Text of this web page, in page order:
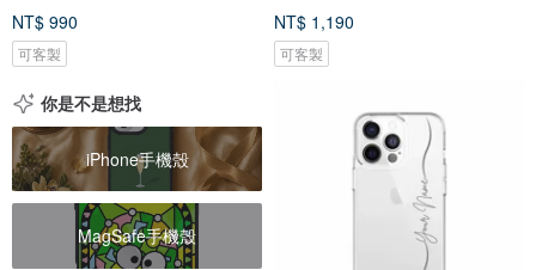
NT$ 990
可客製
NT$ 1,190
可客製
你是不是想找
iPhone手機殼
MagSafe手機殼